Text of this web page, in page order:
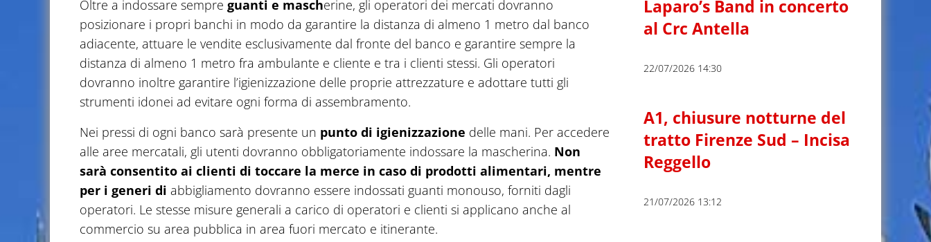
Oltre a indossare sempre guanti e mascherine, gli operatori dei mercati dovranno
posizionare i propri banchi in modo da garantire la distanza di almeno 1 metro dal banco
adiacente, attuare le vendite esclusivamente dal fronte del banco e garantire sempre la
distanza di almeno 1 metro fra ambulante e cliente e tra i clienti stessi. Gli operatori
dovranno inoltre garantire l’igienizzazione delle proprie attrezzature e adottare tutti gli
strumenti idonei ad evitare ogni forma di assembramento.
Nei pressi di ogni banco sarà presente un punto di igienizzazione delle mani. Per accedere
alle aree mercatali, gli utenti dovranno obbligatoriamente indossare la mascherina. Non
sarà consentito ai clienti di toccare la merce in caso di prodotti alimentari, mentre
per i generi di abbigliamento dovranno essere indossati guanti monouso, forniti dagli
operatori. Le stesse misure generali a carico di operatori e clienti si applicano anche al
commercio su area pubblica in area fuori mercato e itinerante.
Laparo’s Band in concerto
al Crc Antella
22/07/2026 14:30
A1, chiusure notturne del
tratto Firenze Sud – Incisa
Reggello
21/07/2026 13:12